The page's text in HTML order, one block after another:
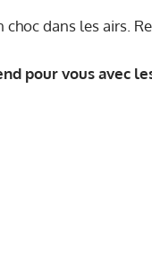
choc dans les airs.
pour vous avec